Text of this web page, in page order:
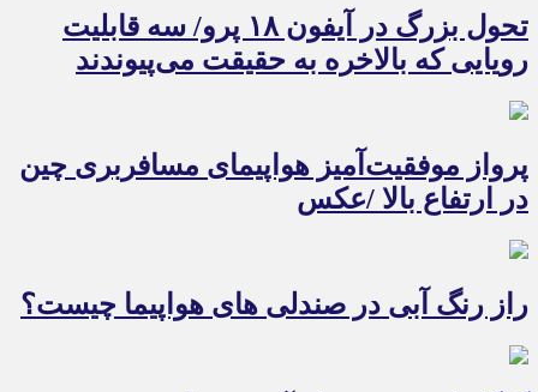
تحول بزرگ در آیفون ۱۸ پرو/ سه قابلیت
رویایی که بالاخره به حقیقت می‌پیوندند
پرواز موفقیت‌آمیز هواپیمای مسافربری چین
در ارتفاع بالا /عکس
راز رنگ آبی در صندلی های هواپیما چیست؟